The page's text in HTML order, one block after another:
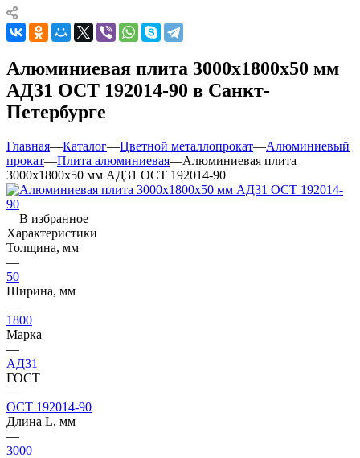
Алюминиевая плита 3000х1800х50 мм
АД31 ОСТ 192014-90 в Санкт-
Петербурге
Главная—Каталог—Цветной металлопрокат—Алюминиевый
прокат—Плита алюминиевая—Алюминиевая плита
3000х1800х50 мм АД31 ОСТ 192014-90
В избранное
Характеристики
Толщина, мм
—
50
Ширина, мм
—
1800
Марка
—
АД31
ГОСТ
—
ОСТ 192014-90
Длина L, мм
—
3000